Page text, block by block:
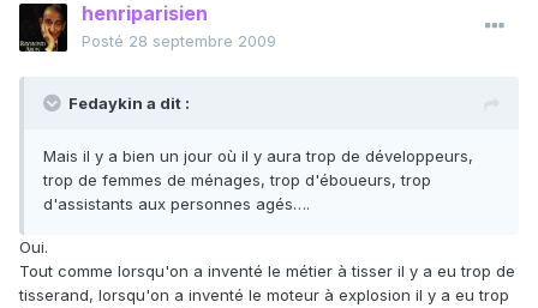
henriparisien
Posté 28 septembre 2009
Fedaykin a dit :
Mais il y a bien un jour où il y aura trop de développeurs,
trop de femmes de ménages, trop d'éboueurs, trop
d'assistants aux personnes agés….
Oui.
Tout comme lorsqu'on a inventé le métier à tisser il y a eu trop de
tisserand, lorsqu'on a inventé le moteur à explosion il y a eu trop